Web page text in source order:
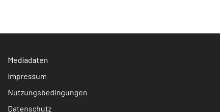
Mediadaten
Impressum
Nutzungsbedingungen
Datenschutz